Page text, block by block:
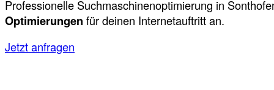
Professionelle Suchmaschinenoptimierung in
Optimierungen für deinen Internetauftritt an.
Jetzt anfragen